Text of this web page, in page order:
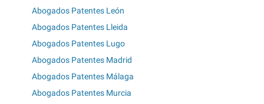
Abogados Patentes León
Abogados Patentes Lleida
Abogados Patentes Lugo
Abogados Patentes Madrid
Abogados Patentes Málaga
Abogados Patentes Murcia